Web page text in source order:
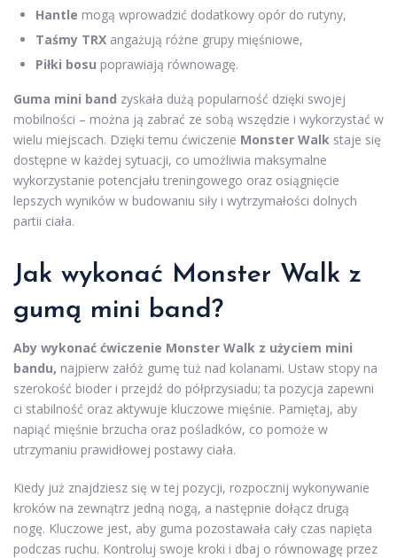
Hantle mogą wprowadzić dodatkowy opór do rutyny,
Taśmy TRX angażują różne grupy mięśniowe,
Piłki bosu poprawiają równowagę.
Guma mini band zyskała dużą popularność dzięki swojej
mobilności – można ją zabrać ze sobą wszędzie i wykorzystać w
wielu miejscach. Dzięki temu ćwiczenie Monster Walk staje się
dostępne w każdej sytuacji, co umożliwia maksymalne
wykorzystanie potencjału treningowego oraz osiągnięcie
lepszych wyników w budowaniu siły i wytrzymałości dolnych
partii ciała.
Jak wykonać Monster Walk z
gumą mini band?
Aby wykonać ćwiczenie Monster Walk z użyciem mini
bandu, najpierw załóż gumę tuż nad kolanami. Ustaw stopy na
szerokość bioder i przejdź do półprzysiadu; ta pozycja zapewni
ci stabilność oraz aktywuje kluczowe mięśnie. Pamiętaj, aby
napiąć mięśnie brzucha oraz pośladków, co pomoże w
utrzymaniu prawidłowej postawy ciała.
Kiedy już znajdziesz się w tej pozycji, rozpocznij wykonywanie
kroków na zewnątrz jedną nogą, a następnie dołącz drugą
nogę. Kluczowe jest, aby guma pozostawała cały czas napięta
podczas ruchu. Kontroluj swoje kroki i dbaj o równowagę przez